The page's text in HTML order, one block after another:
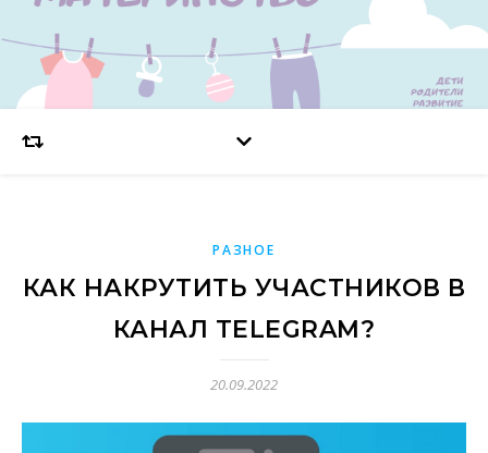
РАЗНОЕ
КАК НАКРУТИТЬ УЧАСТНИКОВ В
КАНАЛ TELEGRAM?
20.09.2022